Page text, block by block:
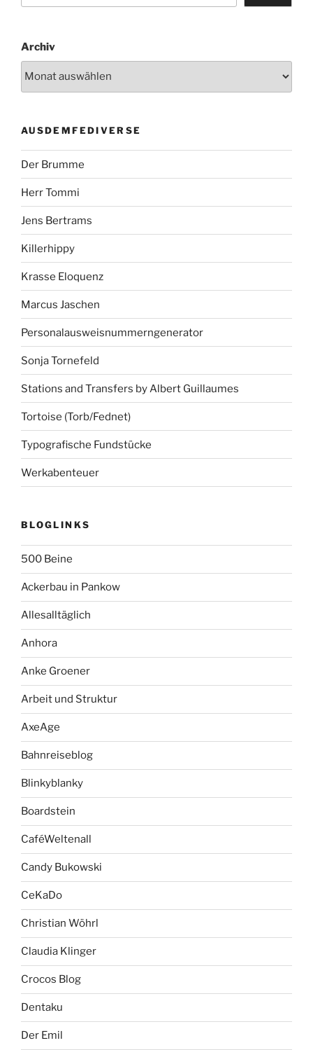
Archiv
AUSDEMFEDIVERSE
Der Brumme
Herr Tommi
Jens Bertrams
Killerhippy
Krasse Eloquenz
Marcus Jaschen
Personalausweisnummerngenerator
Sonja Tornefeld
Stations and Transfers by Albert Guillaumes
Tortoise (Torb/Fednet)
Typografische Fundstücke
Werkabenteuer
BLOGLINKS
500 Beine
Ackerbau in Pankow
Allesalltäglich
Anhora
Anke Groener
Arbeit und Struktur
AxeAge
Bahnreiseblog
Blinkyblanky
Boardstein
CaféWeltenall
Candy Bukowski
CeKaDo
Christian Wöhrl
Claudia Klinger
Crocos Blog
Dentaku
Der Emil